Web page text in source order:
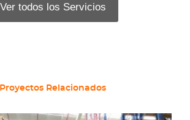
Ver todos los Servicios
Proyectos Relacionados